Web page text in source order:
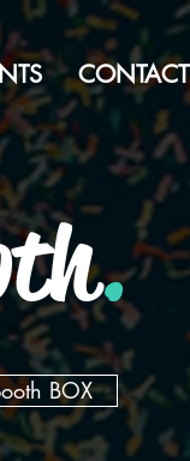
CONTACT
.
BOX